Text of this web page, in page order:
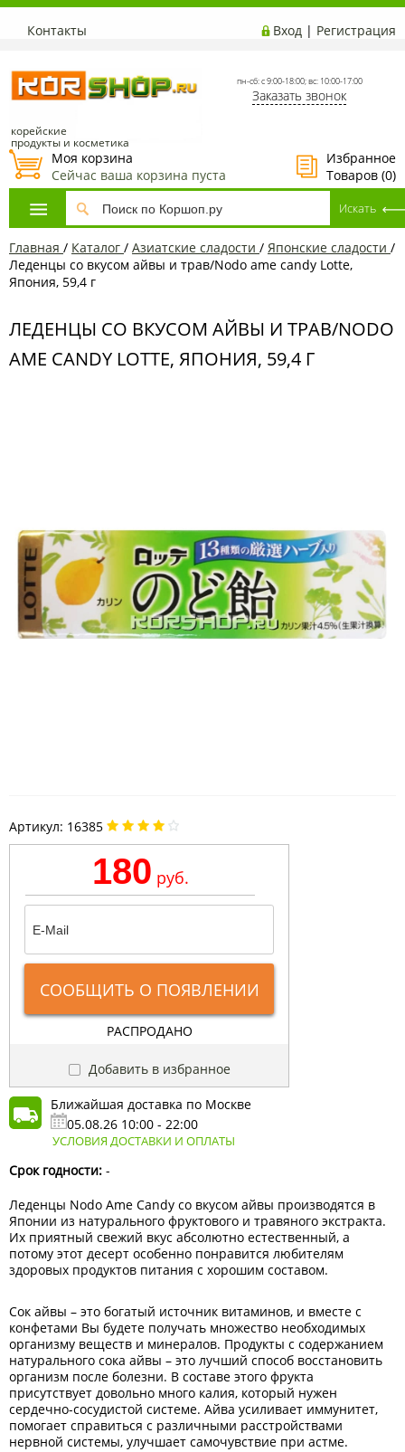
Контакты Вход | Регистрация
корейские
продукты и косметика
пн-сб: с 9:00-18:00; вс: 10:00-17:00
Заказать звонок
Избранное
Товаров (0)
Моя корзина
Сейчас ваша корзина пуста
Главная / Каталог / Азиатcкие сладости / Японские сладости /
Леденцы со вкусом айвы и трав/Nodo ame candy Lotte,
Япония, 59,4 г
ЛЕДЕНЦЫ СО ВКУСОМ АЙВЫ И ТРАВ/NODO
AME CANDY LOTTE, ЯПОНИЯ, 59,4 Г
Артикул: 16385
180 руб.
СООБЩИТЬ О ПОЯВЛЕНИИ
РАСПРОДАНО
Добавить в избранное
Ближайшая доставка по Москве
05.08.26 10:00 - 22:00
УСЛОВИЯ ДОСТАВКИ И ОПЛАТЫ
Срок годности: -
Леденцы Nodo Ame Candy со вкусом айвы производятся в
Японии из натурального фруктового и травяного экстракта.
Их приятный свежий вкус абсолютно естественный, а
потому этот десерт особенно понравится любителям
здоровых продуктов питания с хорошим составом.
Сок айвы – это богатый источник витаминов, и вместе с
конфетами Вы будете получать множество необходимых
организму веществ и минералов. Продукты с содержанием
натурального сока айвы – это лучший способ восстановить
организм после болезни. В составе этого фрукта
присутствует довольно много калия, который нужен
сердечно-сосудистой системе. Айва усиливает иммунитет,
помогает справиться с различными расстройствами
нервной системы, улучшает самочувствие при астме.